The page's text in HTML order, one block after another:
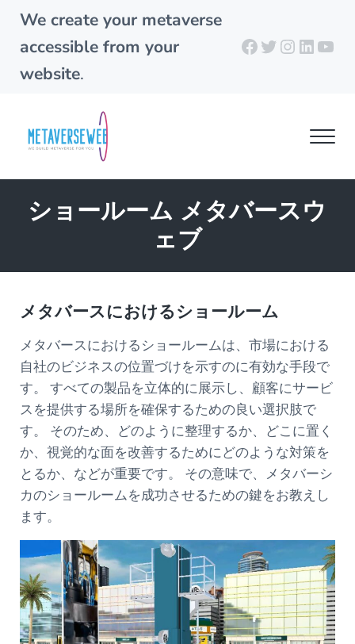
Skip to main content
Skip to header right navigation
Skip to site footer
We create your metaverse
accessible from your
website.
Facebook
Twitter
metaverseweb.cloud
Building your metaverse
ショールーム メタバースウ
ェブ
メタバースにおけるショールーム
メタバースにおけるショールームは、市場における
自社のビジネスの位置づけを示すのに有効な手段で
す。 すべての製品を立体的に展示し、顧客にサービ
スを提供する場所を確保するための良い選択肢で
す。 そのため、どのように整理するか、どこに置く
か、視覚的な面を改善するためにどのような対策を
とるか、などが重要です。 その意味で、メタバーシ
カのショールームを成功させるための鍵をお教えし
ます。